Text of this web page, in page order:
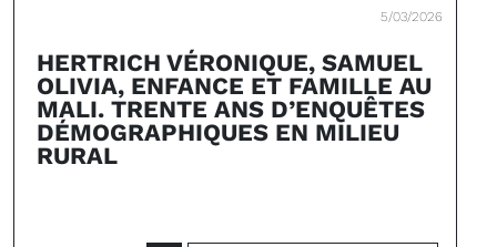
5/03/2026
HERTRICH VÉRONIQUE, SAMUEL
OLIVIA, ENFANCE ET FAMILLE AU
MALI. TRENTE ANS D’ENQUÊTES
DÉMOGRAPHIQUES EN MILIEU
RURAL